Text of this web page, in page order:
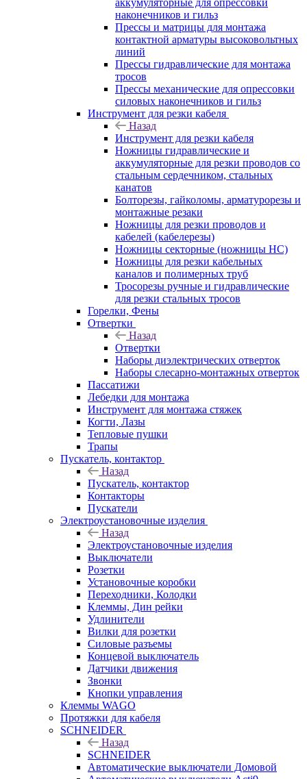
аккумуляторные для опрессовки
наконечников и гильз
Прессы и матрицы для монтажа
контактной арматуры высоковольтных
линий
Прессы гидравлические для монтажа
тросов
Прессы механические для опрессовки
силовых наконечников и гильз
Инструмент для резки кабеля
Назад
Инструмент для резки кабеля
Ножницы гидравлические и
аккумуляторные для резки проводов со
стальным сердечником, стальных
канатов
Болторезы, гайколомы, арматурорезы и
монтажные резаки
Ножницы для резки проводов и
кабелей (кабелерезы)
Ножницы секторные (ножницы НС)
Ножницы для резки кабельных
каналов и полимерных труб
Тросорезы ручные и гидравлические
для резки стальных тросов
Горелки, Фены
Отвертки
Назад
Отвертки
Наборы диэлектрических отверток
Наборы слесарно-монтажных отверток
Пассатижи
Лебедки для монтажа
Инструмент для монтажа стяжек
Когти, Лазы
Тепловые пушки
Трапы
Пускатель, контактор
Назад
Пускатель, контактор
Контакторы
Пускатели
Электроустановочные изделия
Назад
Электроустановочные изделия
Выключатели
Розетки
Установочные коробки
Переходники, Колодки
Клеммы, Дин рейки
Удлинители
Вилки для розетки
Силовые разъемы
Концевой выключатель
Датчики движения
Звонки
Кнопки управления
Клеммы WAGO
Протяжки для кабеля
SCHNEIDER
Назад
SCHNEIDER
Автоматические выключатели Домовой